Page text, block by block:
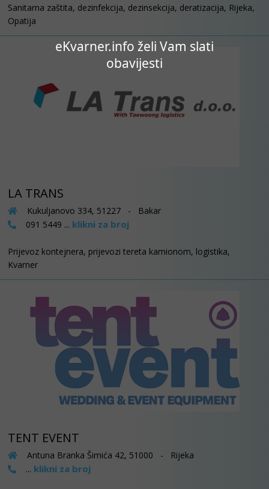
eKvarner.info želi Vam slati
obavijesti
Sanitarna zaštita, dezinfekcija, dezinsekcija, deratizacija, Rijeka,
Opatija
LA TRANS
Kukuljanovo 334, 51227 - Bakar
091 5449 ... klikni za broj
Prijevoz kontejnera, prijevozi tereta kamionom, logistika,
Kvarner
TENT EVENT
Antuna Branka Šimića 42, 51000 - Rijeka
... klikni za broj